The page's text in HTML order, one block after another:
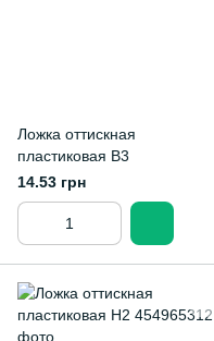
Ложка оттискная
пластиковая В3
14.53 грн